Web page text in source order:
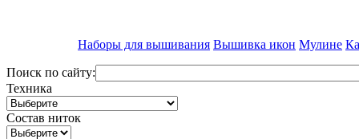
Наборы для вышивания Вышивка икон Мулине
Поиск по сайту:
Техника
Состав ниток